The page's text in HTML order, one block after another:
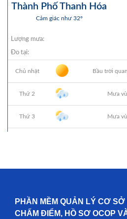
PHẦN MỀM QUẢN LÝ CƠ
CHẤM ĐIỂM, HỒ SƠ OCOP